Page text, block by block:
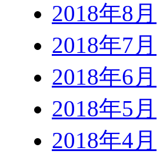
2018年8月
2018年7月
2018年6月
2018年5月
2018年4月